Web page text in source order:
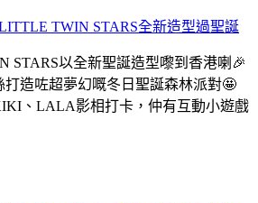
STARS以全新聖誕造型嚟到香港喇🎉
打造咗超夢幻嘅冬日聖誕森林派對🤩
、LALA影相打卡，仲有互動小遊戲